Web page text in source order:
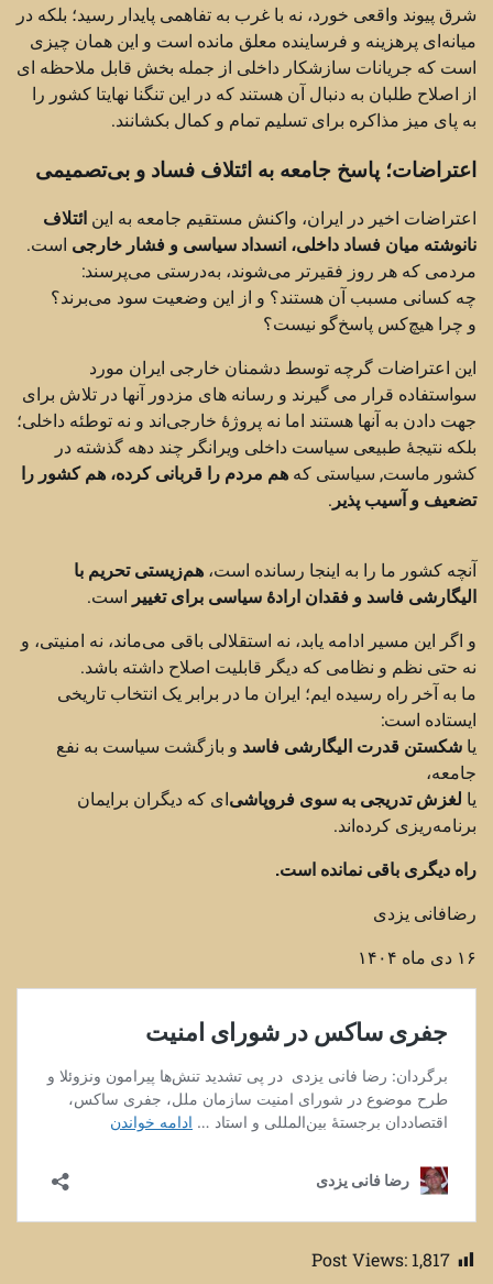
شرق پیوند واقعی خورد، نه با غرب به تفاهمی پایدار رسید؛ بلکه در
میانه‌ای پرهزینه و فرساینده معلق مانده است و این همان چیزی
است که جریانات سازشکار داخلی از جمله بخش قابل ملاحظه ای
از اصلاح طلبان به دنبال آن هستند که در این تنگنا نهایتا کشور را
به پای میز مذاکره برای تسلیم تمام و کمال بکشانند.
اعتراضات؛ پاسخ جامعه به ائتلاف فساد و بی‌تصمیمی
اعتراضات اخیر در ایران، واکنش مستقیم جامعه به این ائتلاف
نانوشته میان فساد داخلی، انسداد سیاسی و فشار خارجی است.
مردمی که هر روز فقیرتر می‌شوند، به‌درستی می‌پرسند:
چه کسانی مسبب آن هستند؟ و از این وضعیت سود می‌برند؟
و چرا هیچ‌کس پاسخ‌گو نیست؟
این اعتراضات گرچه توسط دشمنان خارجی ایران مورد
سواستفاده قرار می گیرند و رسانه های مزدور آنها در تلاش برای
جهت دادن به آنها هستند اما نه پروژهٔ خارجی‌اند و نه توطئه داخلی؛
بلکه نتیجهٔ طبیعی سیاست داخلی ویرانگر چند دهه گذشته در
کشور ماست, سیاستی که هم مردم را قربانی کرده، هم کشور را
تضعیف و آسیب پذیر .
آنچه کشور ما را به اینجا رسانده است، هم‌زیستی تحریم با
الیگارشی فاسد و فقدان ارادهٔ سیاسی برای تغییر است.
و اگر این مسیر ادامه یابد، نه استقلالی باقی می‌ماند، نه امنیتی، و
نه حتی نظم و نظامی که دیگر قابلیت اصلاح داشته باشد.
ما به آخر راه رسیده ایم؛ ایران ما در برابر یک انتخاب تاریخی
ایستاده است:
یا شکستن قدرت الیگارشی فاسد و بازگشت سیاست به نفع
جامعه،
یا لغزش تدریجی به سوی فروپاشی‌ای که دیگران برایمان
برنامه‌ریزی کرده‌اند.
راه دیگری باقی نمانده است.
رضافانی یزدی
۱۶ دی ماه ۱۴۰۴
Post Views: 1,817